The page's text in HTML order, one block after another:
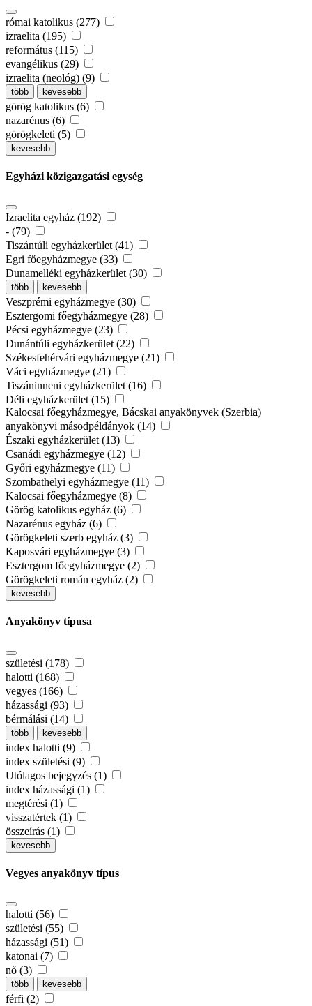
római katolikus (277)
izraelita (195)
református (115)
evangélikus (29)
izraelita (neológ) (9)
több kevesebb
görög katolikus (6)
nazarénus (6)
görögkeleti (5)
kevesebb
Egyházi közigazgatási egység
Izraelita egyház (192)
- (79)
Tiszántúli egyházkerület (41)
Egri főegyházmegye (33)
Dunamelléki egyházkerület (30)
több kevesebb
Veszprémi egyházmegye (30)
Esztergomi főegyházmegye (28)
Pécsi egyházmegye (23)
Dunántúli egyházkerület (22)
Székesfehérvári egyházmegye (21)
Váci egyházmegye (21)
Tiszáninneni egyházkerület (16)
Déli egyházkerület (15)
Kalocsai főegyházmegye, Bácskai anyakönyvek (Szerbia)
anyakönyvi másodpéldányok (14)
Északi egyházkerület (13)
Csanádi egyházmegye (12)
Győri egyházmegye (11)
Szombathelyi egyházmegye (11)
Kalocsai főegyházmegye (8)
Görög katolikus egyház (6)
Nazarénus egyház (6)
Görögkeleti szerb egyház (3)
Kaposvári egyházmegye (3)
Esztergom főegyházmegye (2)
Görögkeleti román egyház (2)
kevesebb
Anyakönyv típusa
születési (178)
halotti (168)
vegyes (166)
házassági (93)
bérmálási (14)
több kevesebb
index halotti (9)
index születési (9)
Utólagos bejegyzés (1)
index házassági (1)
megtérési (1)
visszatértek (1)
összeírás (1)
kevesebb
Vegyes anyakönyv típus
halotti (56)
születési (55)
házassági (51)
katonai (7)
nő (3)
több kevesebb
férfi (2)